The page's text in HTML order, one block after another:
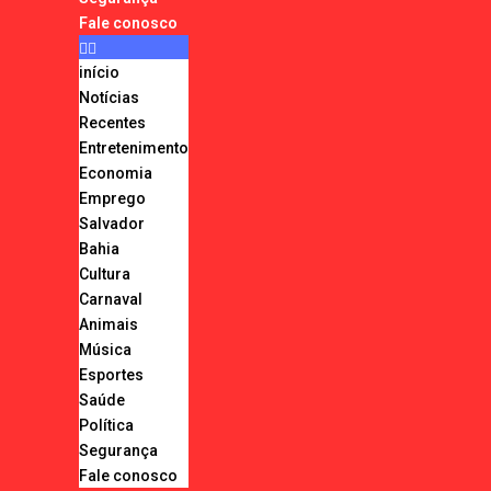
Fale conosco
início
Notícias
Recentes
Entretenimento
Economia
Emprego
Salvador
Bahia
Cultura
Carnaval
Animais
Música
Esportes
Saúde
Política
Segurança
Fale conosco